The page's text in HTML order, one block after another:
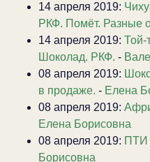
14 апреля 2019:
РКФ. Помёт. Разные
14 апреля 2019: Той-
Шоколад. РКФ. -
08 апреля 2019:
в продаже. - Елена
08 апреля 2019:
Елена Борисовна
08 апреля 2019: ПТИ
Борисовна